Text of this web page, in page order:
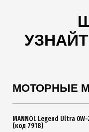
МОТОРНЫЕ
MANNOL Legend Ultra 0W-
(код 7918)